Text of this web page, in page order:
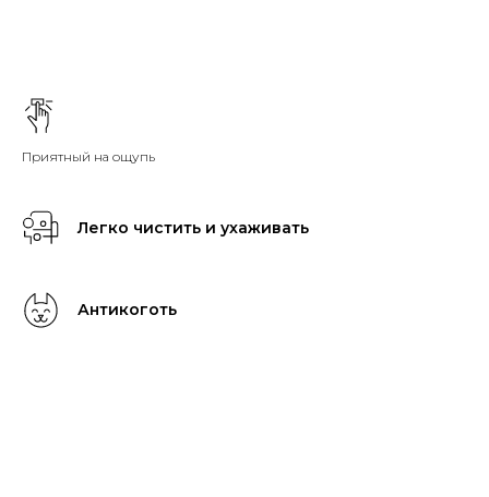
Приятный на ощупь
Легко чистить и ухаживать
Антикоготь